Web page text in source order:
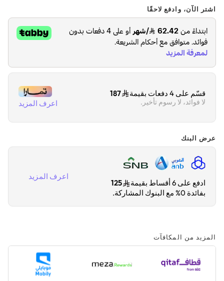
لذا يمكن لحفلاتك الاستمرار في الصخب.
اشتر الآن، وادفع لاحقًا
قسّم على 4 دفعات بقيمة 187
لا فوائد، لا رسوم تأخير. اعرف المزيد
عرض البنك
ادفع على 6 أقساط بقيمة
125
بفائدة 0% مع البنوك المشاركة.
اعرف المزيد
المزيد من المكافآت